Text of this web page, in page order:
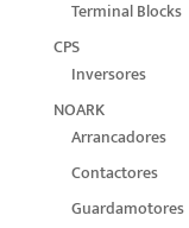
Terminal Blocks
CPS
Inversores
NOARK
Arrancadores
Contactores
Guardamotores